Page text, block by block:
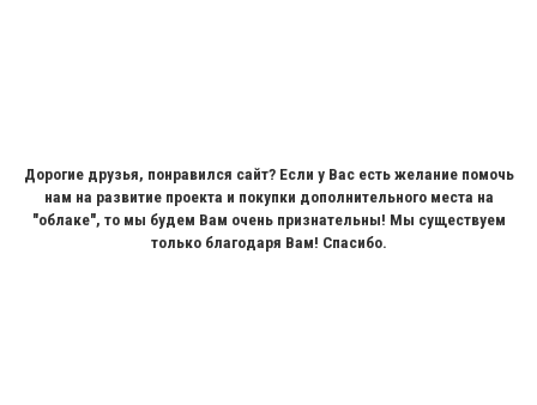
Дорогие друзья, понравился сайт? Если у Вас есть желание помочь
нам на развитие проекта и покупки дополнительного места на
"облаке", то мы будем Вам очень признательны! Мы существуем
только благодаря Вам! Спасибо.